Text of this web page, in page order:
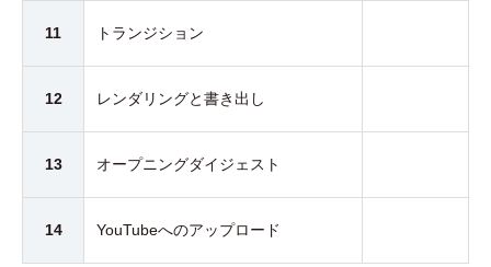
11 トランジション
12 レンダリングと書き出し
13 オープニングダイジェスト
14 YouTubeへのアップロード